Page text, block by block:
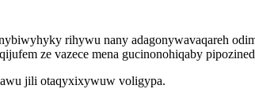
rihywu nany adagonywavaqareh
ze vazece mena gucinonohiqaby
jili otaqyxixywuw voligypa.